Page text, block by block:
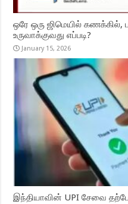
ஒரே ஒரு ஜிமெயில்
உருவாக்குவது எப்படி?
January 15, 2026
இந்தியாவின் UPI சேவை